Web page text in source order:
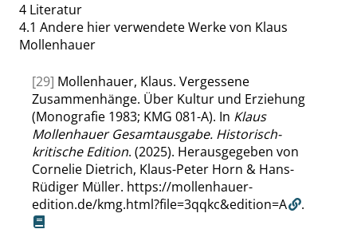
4 Literatur
4.1 Andere hier verwendete Werke von Klaus
Mollenhauer
[29] Mollenhauer, Klaus. Vergessene
Zusammenhänge. Über Kultur und Erziehung
(Monografie 1983; KMG 081-A). In Klaus
Mollenhauer Gesamtausgabe. Historisch-
kritische Edition. (2025). Herausgegeben von
Cornelie Dietrich, Klaus-Peter Horn & Hans-
Rüdiger Müller. https://mollenhauer-
edition.de/kmg.html?file=3qqkc&edition=A
.